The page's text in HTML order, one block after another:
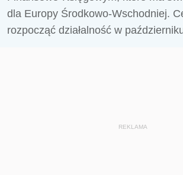
dla Europy Środkowo-Wschodniej.
rozpocząć działalność w
REKLAMA